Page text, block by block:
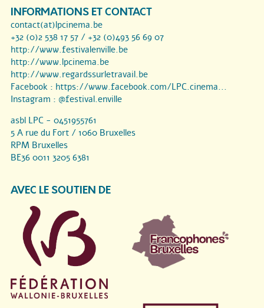
INFORMATIONS ET CONTACT
contact(at)lpcinema.be
+32 (0)2 538 17 57 / +32 (0)493 56 69 07
http://www.festivalenville.be
http://www.lpcinema.be
http://www.regardssurletravail.be
Facebook : https://www.facebook.com/LPC.cinema...
Instagram : @festival.enville
asbl LPC - 0451955761
5 A rue du Fort / 1060 Bruxelles
RPM Bruxelles
BE36 0011 3205 6381
AVEC LE SOUTIEN DE